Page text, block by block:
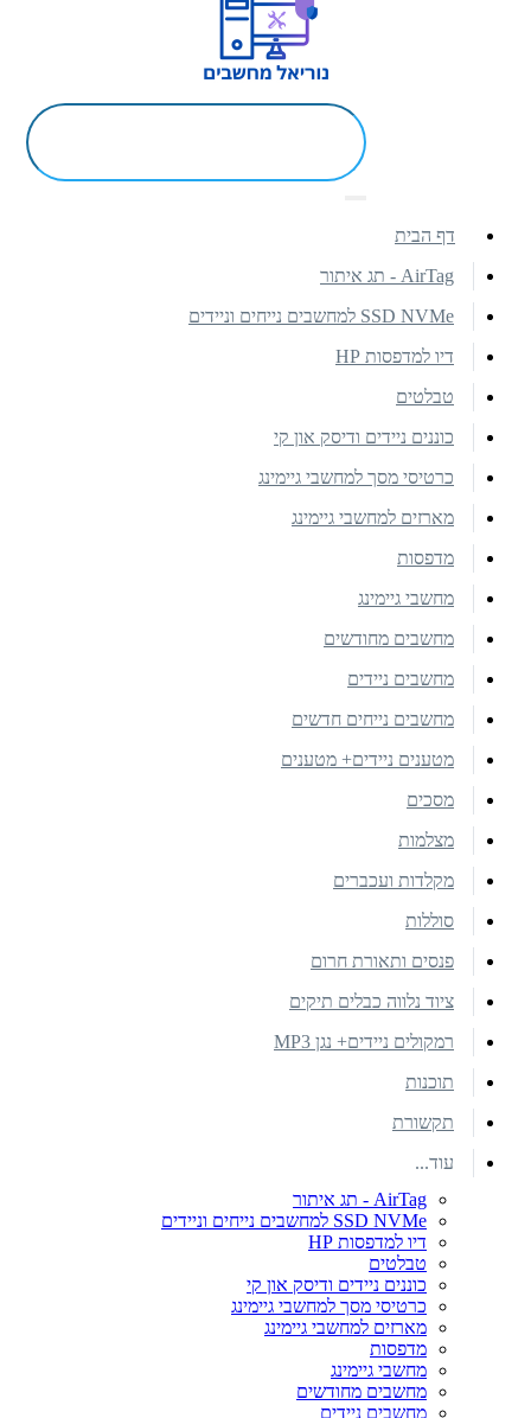
דף הבית
AirTag - תג איתור
SSD NVMe למחשבים נייחים וניידים
דיו למדפסות HP
טבלטים
כוננים ניידים ודיסק און קי
כרטיסי מסך למחשבי גיימינג
מארזים למחשבי גיימינג
מדפסות
מחשבי גיימינג
מחשבים מחודשים
מחשבים ניידים
מחשבים נייחים חדשים
מטענים ניידים+ מטענים
מסכים
מצלמות
מקלדות ועכברים
סוללות
פנסים ותאורת חרום
ציוד נלווה כבלים תיקים
רמקולים ניידים+ נגן MP3
תוכנות
תקשורת
עוד...
AirTag - תג איתור
SSD NVMe למחשבים נייחים וניידים
דיו למדפסות HP
טבלטים
כוננים ניידים ודיסק און קי
כרטיסי מסך למחשבי גיימינג
מארזים למחשבי גיימינג
מדפסות
מחשבי גיימינג
מחשבים מחודשים
מחשבים ניידים